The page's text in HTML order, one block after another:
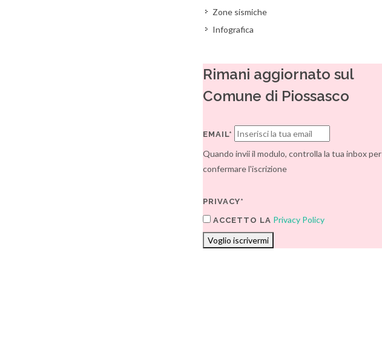
Zone sismiche
Infografica
Rimani aggiornato sul
Comune di Piossasco
EMAIL*
Quando invii il modulo, controlla la tua inbox per
confermare l'iscrizione
PRIVACY*
ACCETTO LA Privacy Policy
Voglio iscrivermi